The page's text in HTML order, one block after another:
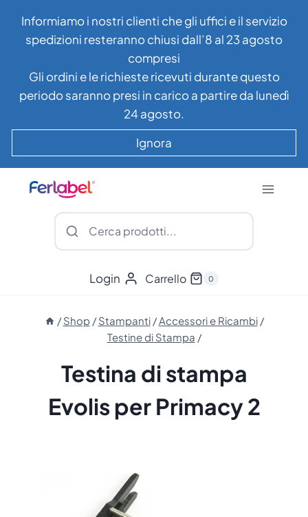
contenuto
Informiamo i nostri clienti che gli uffici e il servizio
spedizioni resteranno chiusi dall’8 al 23 agosto
compresi
Gli ordini e le richieste ricevuti durante questo
periodo saranno presi in carico a partire da lunedì
24 agosto.
Ignora
Login Carrello 0
/ Shop / Stampanti /Accessori e Ricambi /
Testine di Stampa /
Testina di stampa
Evolis per Primacy 2